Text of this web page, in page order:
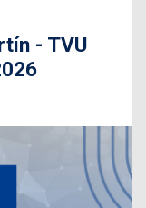
- TVU